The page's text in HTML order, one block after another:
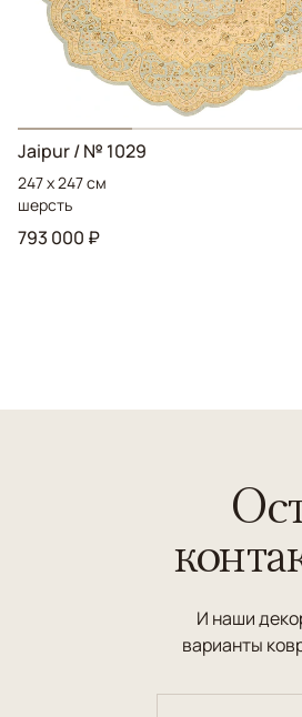
Jaipur / № 1029
247 x 247 см
шерсть
793 000 ₽
И наши
варианты